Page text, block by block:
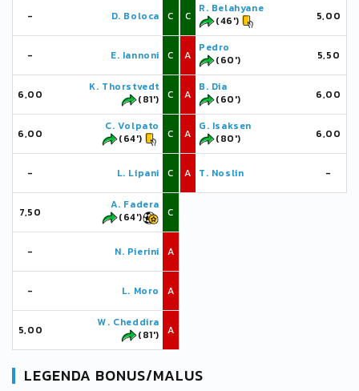
- D. Boloca C
- E. Iannoni C
6,00
K. Thorstvedt
(81')
C
6,00
C. Volpato
(64')
C
- L. Lipani C
7,50
A. Fadera
(64')
C
- N. Pierini A
- L. Moro A
5,00
W. Cheddira
(81')
A
C
R. Belahyane
(46')
5,00
A
Pedro
(60')
5,50
A
B. Dia
(60')
6,00
A
G. Isaksen
(80')
6,00
A T. Noslin -
LEGENDA BONUS/MALUS